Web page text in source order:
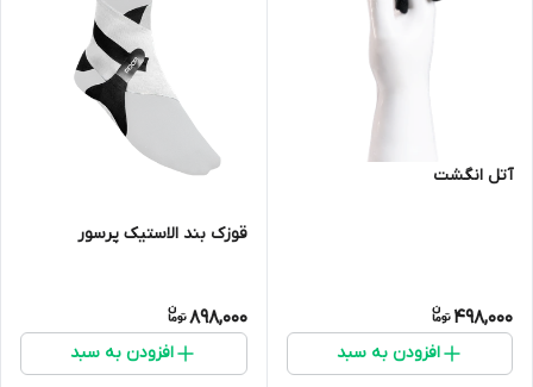
آتل انگشت
498,000
افزودن به سبد
قوزک بند الاستیک پرسور
898,000
افزودن به سبد